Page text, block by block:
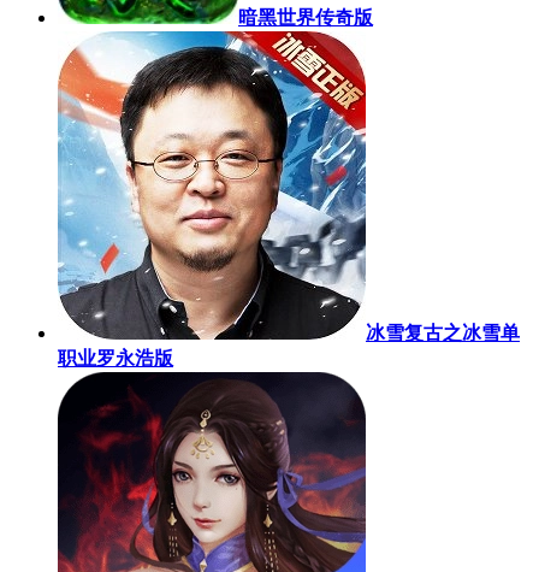
暗黑世界传奇版
冰雪复古之冰雪单
职业罗永浩版